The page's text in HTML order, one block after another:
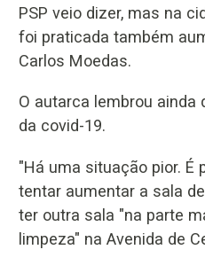
PSP veio dizer, mas na
foi praticada também
Carlos Moedas.
O autarca lembrou ainda
da covid-19.
"Há uma situação pior. É
tentar aumentar a sala
ter outra sala "na parte
limpeza" na Avenida de